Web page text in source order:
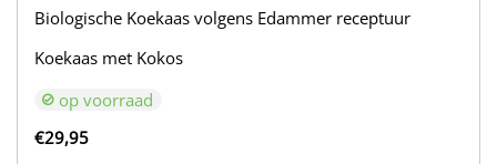
Biologische Koekaas volgens Edammer receptuur
Koekaas met Kokos
op voorraad
€29,95